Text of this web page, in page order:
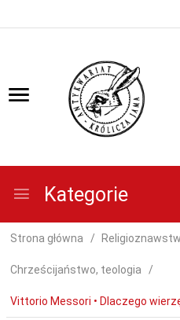
Kategorie
Strona główna
Chrześcijaństwo, teologia
Vittorio Messori • Dlaczego